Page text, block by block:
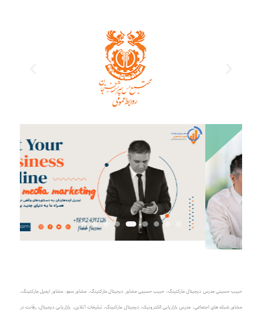
حبیب حسینی مدرس دیجیتال مارکتینگ، حبیب حسینی مشاور دیجیتال مارکتینگ، مشاور سئو، مشاور ایمیل مارکتینگ،
مشاور شبکه های اجتماعی، مدرس بازاریابی الکترونیک،دیجیتال مارکتینگ، تبلیغات آنلاین، بازاریابی دیجیتال، رقابت در